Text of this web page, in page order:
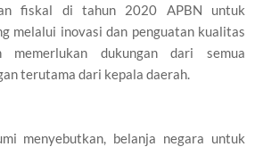
fiskal di tahun 2020 APBN untuk
melalui inovasi dan penguatan kualitas
memerlukan dukungan dari semua
terutama dari kepala daerah.
menyebutkan, belanja negara untuk